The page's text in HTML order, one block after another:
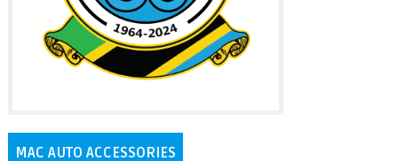
MAC AUTO ACCESSORIES